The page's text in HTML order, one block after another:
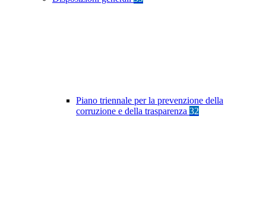
Piano triennale per la prevenzione della
corruzione e della trasparenza 32